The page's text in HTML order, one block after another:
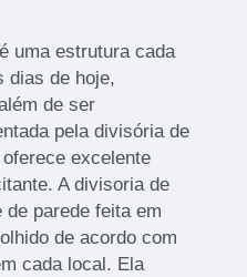
uma estrutura cada
dias de hoje,
de ser
pela divisória de
excelente
A divisoria de
de parede feita em
de acordo com
cada local. Ela